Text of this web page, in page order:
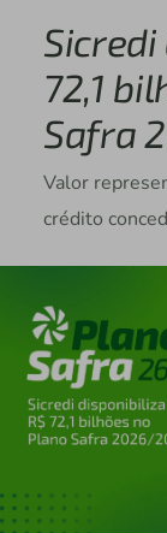
72,1
Safra
Valor
crédito